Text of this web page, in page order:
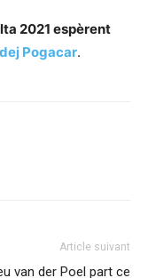
2021 espèrent
Pogacar.
Article suivant
van der Poel part ce